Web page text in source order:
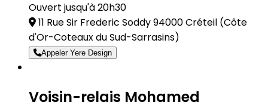
Ouvert jusqu'à 20h30
11 Rue Sir Frederic Soddy 94000 Créteil (Côte
d'Or-Coteaux du Sud-Sarrasins)
Appeler Yere Design
Voisin-relais Mohamed